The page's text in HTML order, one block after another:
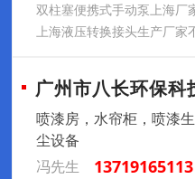
双柱塞便携式手动泵上海厂
上海液压转换接头生产厂家
广州市八长环保科
喷漆房，水帘柜，喷漆
尘设备
冯先生
13719165113